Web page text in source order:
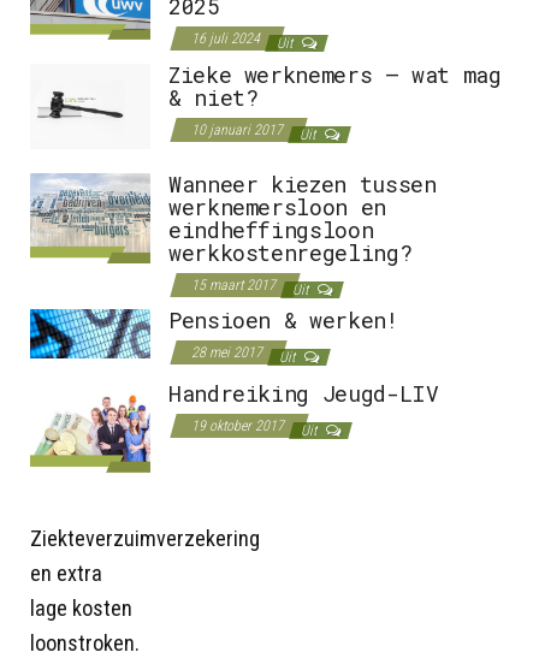
2025
16 juli 2024 Uit
Zieke werknemers – wat mag
& niet?
10 januari 2017 Uit
Wanneer kiezen tussen
werknemersloon en
eindheffingsloon
werkkostenregeling?
15 maart 2017 Uit
Pensioen & werken!
28 mei 2017 Uit
Handreiking Jeugd-LIV
19 oktober 2017 Uit
Ziekteverzuimverzekering
en extra
lage kosten
loonstroken.